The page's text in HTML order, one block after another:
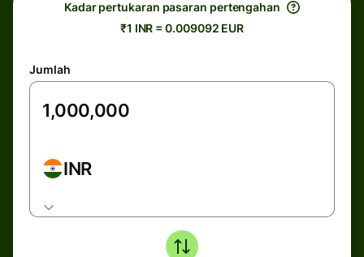
Kadar pertukaran pasaran pertengahan
₹1 INR = 0.009092 EUR
Jumlah
INR